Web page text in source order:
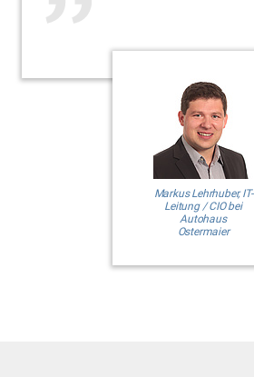
Markus Lehrhuber, IT-
Leitung / CIO bei
Autohaus
Ostermaier